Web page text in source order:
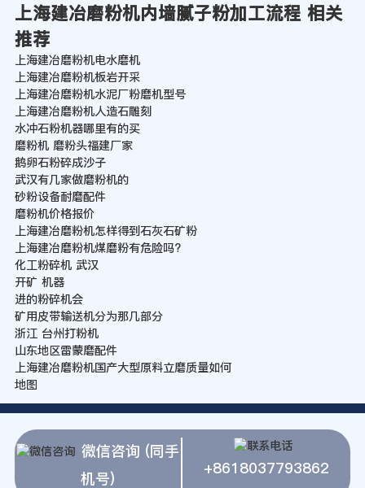
上海建冶磨粉机内墙腻子粉加工流程 相关
推荐
上海建冶磨粉机电水磨机
上海建冶磨粉机板岩开采
上海建冶磨粉机水泥厂粉磨机型号
上海建冶磨粉机人造石雕刻
水冲石粉机器哪里有的买
磨粉机 磨粉头福建厂家
鹅卵石粉碎成沙子
武汉有几家做磨粉机的
砂粉设备耐磨配件
磨粉机价格报价
上海建冶磨粉机怎样得到石灰石矿粉
上海建冶磨粉机煤磨粉有危险吗?
化工粉碎机 武汉
开矿 机器
进的粉碎机会
矿用皮带输送机分为那几部分
浙江 台州打粉机
山东地区雷蒙磨配件
上海建冶磨粉机国产大型原料立磨质量如何
地图
微信咨询 (同手
机号)
+8618037793862